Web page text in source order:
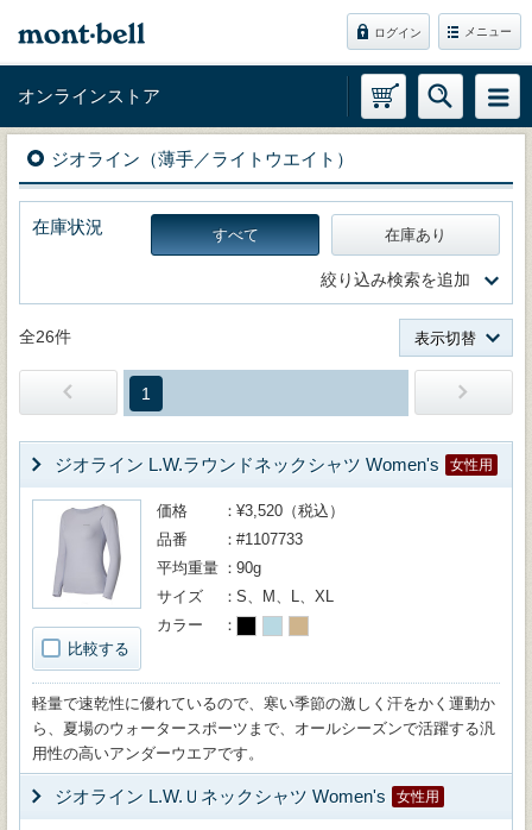
ログイン メニュー
オンラインストア
ジオライン（薄手／ライトウエイト）
在庫状況 すべて 在庫あり
絞り込み検索を追加
全26件 表示切替
1
ジオライン L.W.ラウンドネックシャツ Women's 女性用
比較する
価格
¥3,520（税込）
品番
#1107733
平均重量
90g
サイズ
S、M、L、XL
カラー
軽量で速乾性に優れているので、寒い季節の激しく汗をかく運動か
ら、夏場のウォータースポーツまで、オールシーズンで活躍する汎
用性の高いアンダーウエアです。
ジオライン L.W.Ｕネックシャツ Women's 女性用